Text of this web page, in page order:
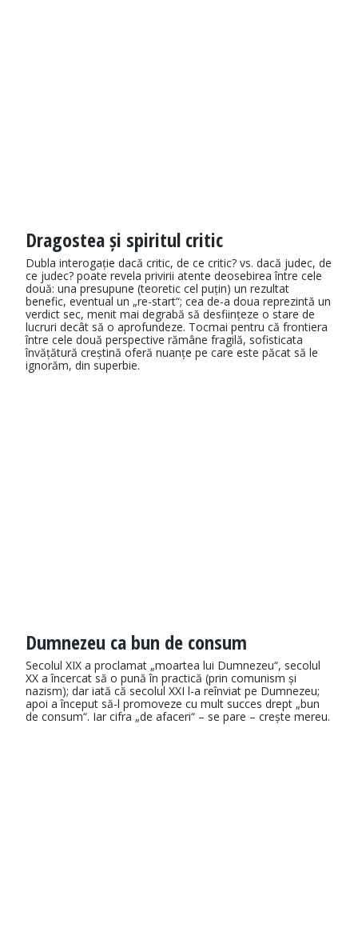
Dragostea și spiritul critic
Dubla interogație dacă critic, de ce critic? vs. dacă judec, de
ce judec? poate revela privirii atente deosebirea între cele
două: una presupune (teoretic cel puțin) un rezultat
benefic, eventual un „re-start“; cea de-a doua reprezintă un
verdict sec, menit mai degrabă să desființeze o stare de
lucruri decât să o aprofundeze. Tocmai pentru că frontiera
între cele două perspective rămâne fragilă, sofisticata
învățătură creștină oferă nuanțe pe care este păcat să le
ignorăm, din superbie.
Dumnezeu ca bun de consum
Secolul XIX a proclamat „moartea lui Dumnezeu“, secolul
XX a încercat să o pună în practică (prin comunism și
nazism); dar iată că secolul XXI l-a reînviat pe Dumnezeu;
apoi a început să-l promoveze cu mult succes drept „bun
de consum“. Iar cifra „de afaceri“ – se pare – crește mereu.